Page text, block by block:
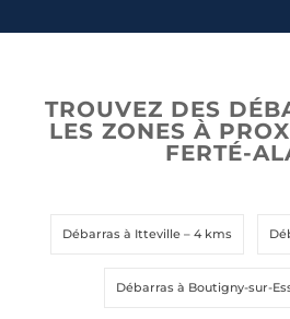
TROUVEZ DES
LES ZONES À
FERTÉ-
Débarras à Itteville– 4 kms
Débarras à Boutigny-sur-